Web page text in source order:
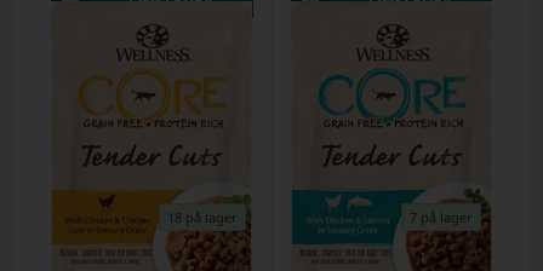
18 på lager 7 på lager